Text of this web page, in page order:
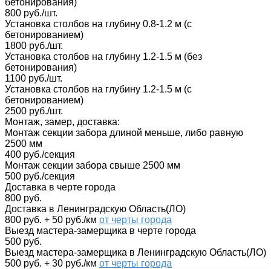
800 руб./шт.
Установка столбов на глубину 0.8-1.2 м (с
бетонированием)
1800 руб./шт.
Установка столбов на глубину 1.2-1.5 м (без
бетонирования)
1100 руб./шт.
Установка столбов на глубину 1.2-1.5 м (с
бетонированием)
2500 руб./шт.
Монтаж, замер, доставка:
Монтаж секции забора длиной меньше, либо равную
2500 мм
400 руб./секция
Монтаж секции забора свыше 2500 мм
500 руб./секция
Доставка в черте города
800 руб.
Доставка в Ленинградскую Область(ЛО)
800 руб. + 50 руб./км от черты города
Выезд мастера-замерщика в черте города
500 руб.
Выезд мастера-замерщика в Ленинградскую Область(ЛО)
500 руб. + 30 руб./км от черты города